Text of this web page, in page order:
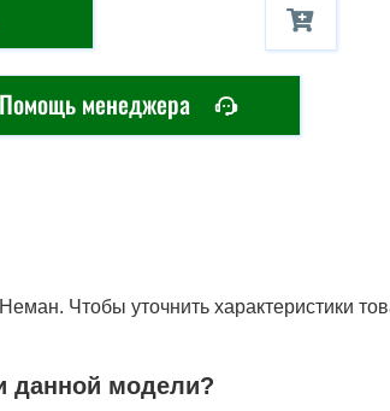
Помощь менеджера
Чтобы уточнить характеристики
данной модели?